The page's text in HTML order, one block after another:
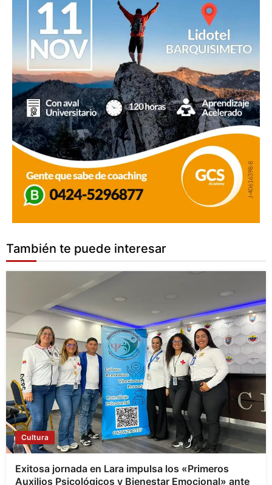
También te puede interesar
Cultura
Exitosa jornada en Lara impulsa los «Primeros
Auxilios Psicológicos y Bienestar Emocional» ante